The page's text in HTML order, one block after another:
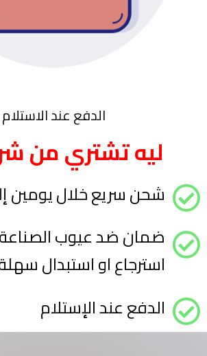
الدفع عند الاستلام
ليه تشتري من
شحن سريع خلال يومين
ضمان ضد عيوب
استرجاع او استبدال
الدفع عند الإستلام